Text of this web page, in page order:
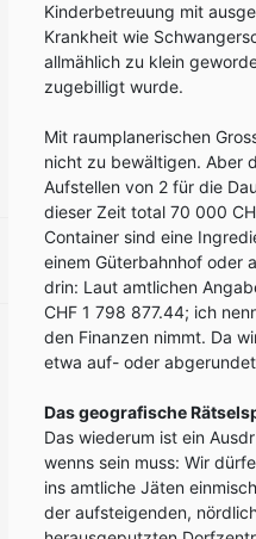
Kinderbetreuung mit
Krankheit wie
allmählich zu klein
zugebilligt wurde.
Mit raumplanerischen
nicht zu bewältigen. Aber
Aufstellen von 2 für die
dieser Zeit total 70 000
Container sind eine
einem Güterbahnhof oder
drin: Laut amtlichen
CHF 1 798 877.44; ich
den Finanzen nimmt. Da
etwa auf- oder
Das geografische
Das wiederum ist ein
wenns sein muss: Wir
ins amtliche Jäten
der aufsteigenden,